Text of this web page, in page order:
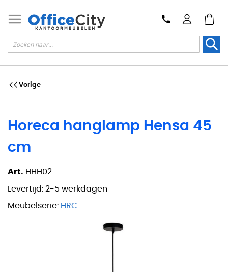
Horeca hanglamp Hensa 45
cm
Art. HHH02
Levertijd: 2-5 werkdagen
Meubelserie: HRC
Vorige